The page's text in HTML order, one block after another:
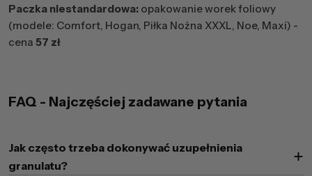
Paczka niestandardowa: opakowanie worek foliowy
(modele: Comfort, Hogan, Piłka Nożna XXXL, Noe, Maxi) -
cena 57 zł
FAQ - Najczęściej zadawane pytania
Jak często trzeba dokonywać uzupełnienia
granulatu?